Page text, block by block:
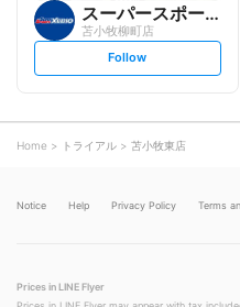
スーパースポーツゼビオ
苫小牧柳町店
s
t
o
w
Follow
Home トライアル 苫小牧東店
Notice Help Privacy Policy Terms
Prices in LINE Flyer